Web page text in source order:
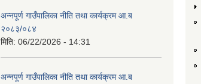
अन्नपूर्ण गाउँपालिका नीति तथा कार्यक्रम आ.ब
२०८३/०८४
मिति: 06/22/2026 - 14:31
अन्नपूर्ण गाउँपालिका नीति तथा कार्यक्रम आ.ब